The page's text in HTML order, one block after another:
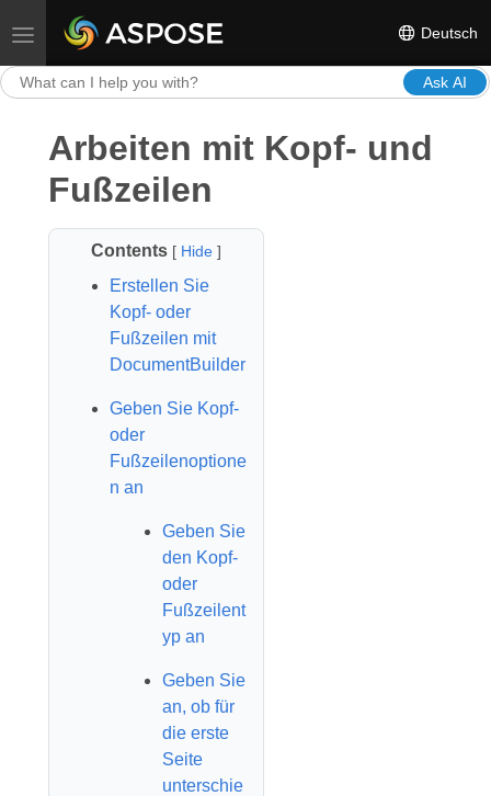
Toggle navigation Deutsch
Ask AI
Arbeiten mit Kopf- und
Fußzeilen
Contents [ Hide]
Erstellen Sie
Kopf- oder
Fußzeilen mit
DocumentBuilder
Geben Sie Kopf-
oder
Fußzeilenoptione
n an
Geben Sie
den Kopf-
oder
Fußzeilent
yp an
Geben Sie
an, ob für
die erste
Seite
unterschie